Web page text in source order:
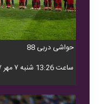
حواشی دربی 88
ساعت 13:26 شنبه ۷ مهر ۱۳۹۷